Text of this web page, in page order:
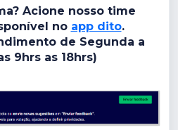
Acione nosso time
no app dito.
de Segunda a
9hrs as 18hrs)